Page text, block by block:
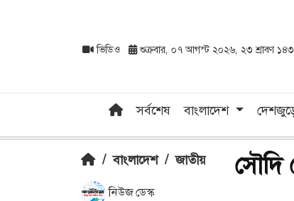
ভিডিও শুক্রবার, ০৭ আগস্ট ২০২৬, ২৩ শ্রাবণ
সর্বশেষ বাংলাদেশ
/ বাংলাদেশ / জাতীয়
নিউজ ডেস্ক
সৌদি